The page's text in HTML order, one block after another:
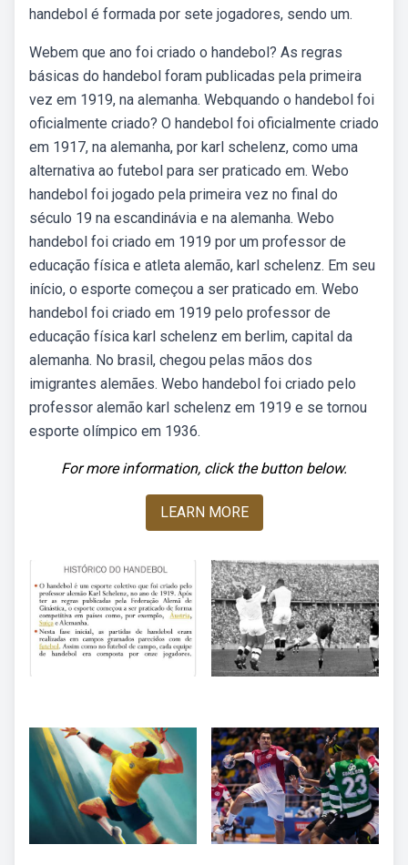
handebol é formada por sete jogadores, sendo um.
Webem que ano foi criado o handebol? As regras
básicas do handebol foram publicadas pela primeira
vez em 1919, na alemanha. Webquando o handebol foi
oficialmente criado? O handebol foi oficialmente criado
em 1917, na alemanha, por karl schelenz, como uma
alternativa ao futebol para ser praticado em. Webo
handebol foi jogado pela primeira vez no final do
século 19 na escandinávia e na alemanha. Webo
handebol foi criado em 1919 por um professor de
educação física e atleta alemão, karl schelenz. Em seu
início, o esporte começou a ser praticado em. Webo
handebol foi criado em 1919 pelo professor de
educação física karl schelenz em berlim, capital da
alemanha. No brasil, chegou pelas mãos dos
imigrantes alemães. Webo handebol foi criado pelo
professor alemão karl schelenz em 1919 e se tornou
esporte olímpico em 1936.
For more information, click the button below.
LEARN MORE